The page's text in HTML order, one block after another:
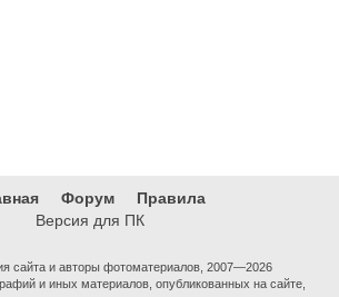
Форум
Правила
Версия для ПК
сайта и авторы фотоматериалов, 2007—2026
и иных материалов, опубликованных на сайте,